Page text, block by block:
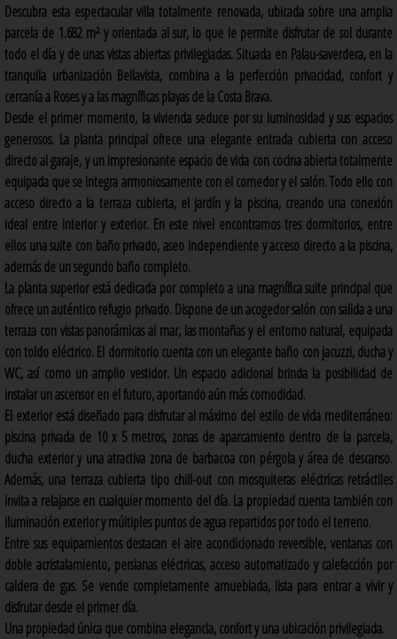
Descubra esta espectacular villa totalmente renovada, ubicada sobre una amplia
parcela de 1.682 m² y orientada al sur, lo que le permite disfrutar de sol durante
todo el día y de unas vistas abiertas privilegiadas. Situada en Palau-saverdera, en la
tranquila urbanización Bellavista, combina a la perfección privacidad, confort y
cercanía a Roses y a las magníficas playas de la Costa Brava.
Desde el primer momento, la vivienda seduce por su luminosidad y sus espacios
generosos. La planta principal ofrece una elegante entrada cubierta con acceso
directo al garaje, y un impresionante espacio de vida con cocina abierta totalmente
equipada que se integra armoniosamente con el comedor y el salón. Todo ello con
acceso directo a la terraza cubierta, el jardín y la piscina, creando una conexión
ideal entre interior y exterior. En este nivel encontramos tres dormitorios, entre
ellos una suite con baño privado, aseo independiente y acceso directo a la piscina,
además de un segundo baño completo.
La planta superior está dedicada por completo a una magnífica suite principal que
ofrece un auténtico refugio privado. Dispone de un acogedor salón con salida a una
terraza con vistas panorámicas al mar, las montañas y el entorno natural, equipada
con toldo eléctrico. El dormitorio cuenta con un elegante baño con jacuzzi, ducha y
WC, así como un amplio vestidor. Un espacio adicional brinda la posibilidad de
instalar un ascensor en el futuro, aportando aún más comodidad.
El exterior está diseñado para disfrutar al máximo del estilo de vida mediterráneo:
piscina privada de 10 x 5 metros, zonas de aparcamiento dentro de la parcela,
ducha exterior y una atractiva zona de barbacoa con pérgola y área de descanso.
Además, una terraza cubierta tipo chill-out con mosquiteras eléctricas retráctiles
invita a relajarse en cualquier momento del día. La propiedad cuenta también con
iluminación exterior y múltiples puntos de agua repartidos por todo el terreno.
Entre sus equipamientos destacan el aire acondicionado reversible, ventanas con
doble acristalamiento, persianas eléctricas, acceso automatizado y calefacción por
caldera de gas. Se vende completamente amueblada, lista para entrar a vivir y
disfrutar desde el primer día.
Una propiedad única que combina elegancia, confort y una ubicación privilegiada.